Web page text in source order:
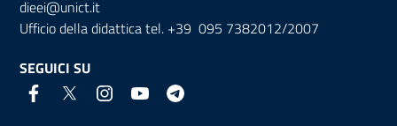
dieei@unict.it
Ufficio della didattica tel. +39 095 7382012/2007
SEGUICI SU